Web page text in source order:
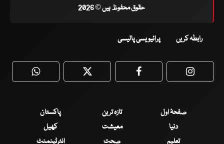
حقوق محفوظ ہیں © 2026
رابطہ کریں پرائیویسی پالیسی
WhatsApp Twitter Facebook
صفحۂ اول تازہ ترین
پاکستان
دنیا
معیشت
کھیل
تعلیم
صحت انٹرٹینمنٹ